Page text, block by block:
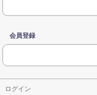
会員登録
ログイン